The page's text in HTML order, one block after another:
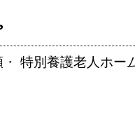
・ 特別養護老人ホー